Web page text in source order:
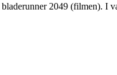
2049 (filmen).